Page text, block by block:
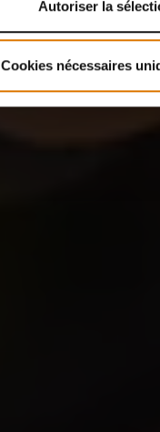
Autoriser la
Cookies nécessaires